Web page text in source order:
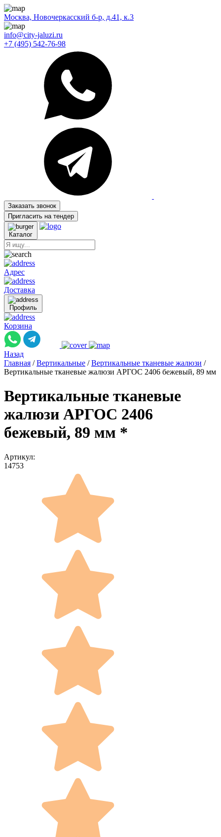
Москва, Новочеркасский б-р, д.41, к.3
info@city-jaluzi.ru
+7 (495) 542-76-98
Заказать звонок
Пригласить на тендер
Каталог
Адрес
Доставка
Профиль
Корзина
Назад
Главная / Вертикальные / Вертикальные тканевые жалюзи /
Вертикальные тканевые жалюзи АРГОС 2406 бежевый, 89 мм
Вертикальные тканевые
жалюзи АРГОС 2406
бежевый, 89 мм *
Артикул:
14753